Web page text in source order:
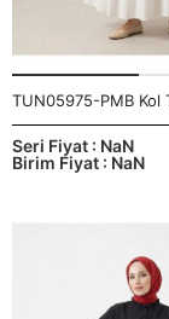
Birim Fiyat : NaN
Seri Fiyat : NaN